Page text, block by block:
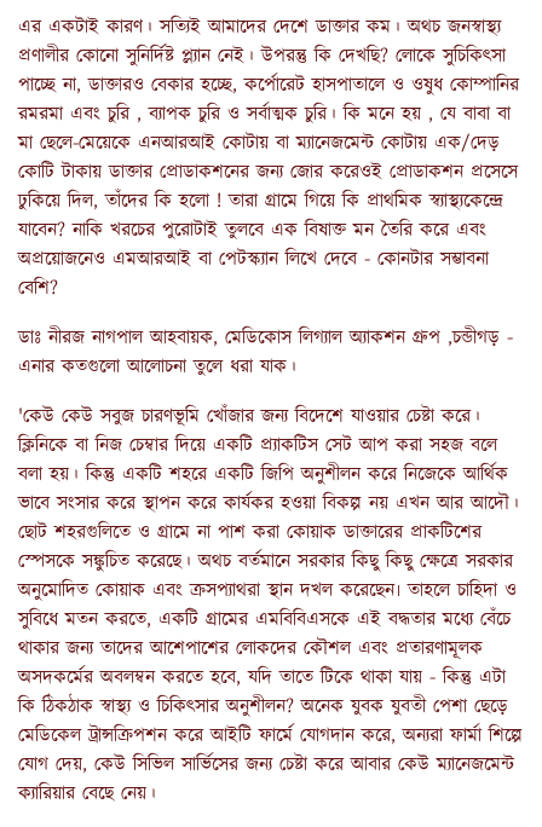
এর একটাই কারণ। সত্যিই আমাদের দেশে ডাক্তার কম। অথচ জনস্বাস্থ্য
প্রণালীর কোনো সুনির্দিষ্ট প্ল্যান নেই। উপরন্তু কি দেখছি? লোকে সুচিকিৎসা
পাচ্ছে না, ডাক্তারও বেকার হচ্ছে, কর্পোরেট হাসপাতালে ও ওষুধ কোম্পানির
রমরমা এবং চুরি , ব্যাপক চুরি ও সর্বাত্মক চুরি। কি মনে হয় , যে বাবা বা
মা ছেলে-মেয়েকে এনআরআই কোটায় বা ম্যানেজমেন্ট কোটায় এক/দেড়
কোটি টাকায় ডাক্তার প্রোডাকশনের জন্য জোর করেওই প্রোডাকশন প্রসেসে
ঢুকিয়ে দিল, তাঁদের কি হলো ! তারা গ্রামে গিয়ে কি প্রাথমিক স্ব্যাস্থ্যকেন্দ্রে
যাবেন? নাকি খরচের পুরোটাই তুলবে এক বিষাক্ত মন তৈরি করে এবং
অপ্রয়োজনেও এমআরআই বা পেটস্ক্যান লিখে দেবে - কোনটার সম্ভাবনা
বেশি?
ডাঃ নীরজ নাগপাল আহবায়ক, মেডিকোস লিগ্যাল অ্যাকশন গ্রুপ ,চন্ডীগড় -
এনার কতগুলো আলোচনা তুলে ধরা যাক।
'কেউ কেউ সবুজ চারণভূমি খোঁজার জন্য বিদেশে যাওয়ার চেষ্টা করে।
ক্লিনিকে বা নিজ চেম্বার দিয়ে একটি প্র্যাকটিস সেট আপ করা সহজ বলে
বলা হয়। কিন্তু একটি শহরে একটি জিপি অনুশীলন করে নিজেকে আর্থিক
ভাবে সংসার করে স্থাপন করে কার্যকর হওয়া বিকল্প নয় এখন আর আদৌ।
ছোট শহরগুলিতে ও গ্রামে না পাশ করা কোয়াক ডাক্তারের প্রাকটিশের
স্পেসকে সঙ্কুচিত করেছে। অথচ বর্তমানে সরকার কিছু কিছু ক্ষেত্রে সরকার
অনুমোদিত কোয়াক এবং ক্রসপ্যাথরা স্থান দখল করেছেন৷ তাহলে চাহিদা ও
সুবিধে মতন করতে, একটি গ্রামের এমবিবিএসকে এই বদ্ধতার মধ্যে বেঁচে
থাকার জন্য তাদের আশেপাশের লোকদের কৌশল এবং প্রতারণামূলক
অসদকর্মের অবলম্বন করতে হবে, যদি তাতে টিকে থাকা যায় - কিন্তু এটা
কি ঠিকঠাক স্বাস্থ্য ও চিকিৎসার অনুশীলন? অনেক যুবক যুবতী পেশা ছেড়ে
মেডিকেল ট্রান্সক্রিপশন করে আইটি ফার্মে যোগদান করে, অন্যরা ফার্মা শিল্পে
যোগ দেয়, কেউ সিভিল সার্ভিসের জন্য চেষ্টা করে আবার কেউ ম্যানেজমেন্ট
ক্যারিয়ার বেছে নেয়।